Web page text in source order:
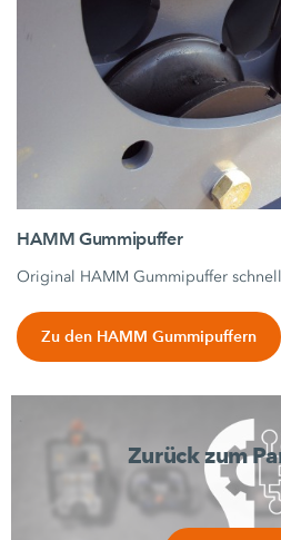
HAMM Gummipuffer
Original HAMM Gummipuffer
Zu den HAMM Gummipuffern
Zurück zum